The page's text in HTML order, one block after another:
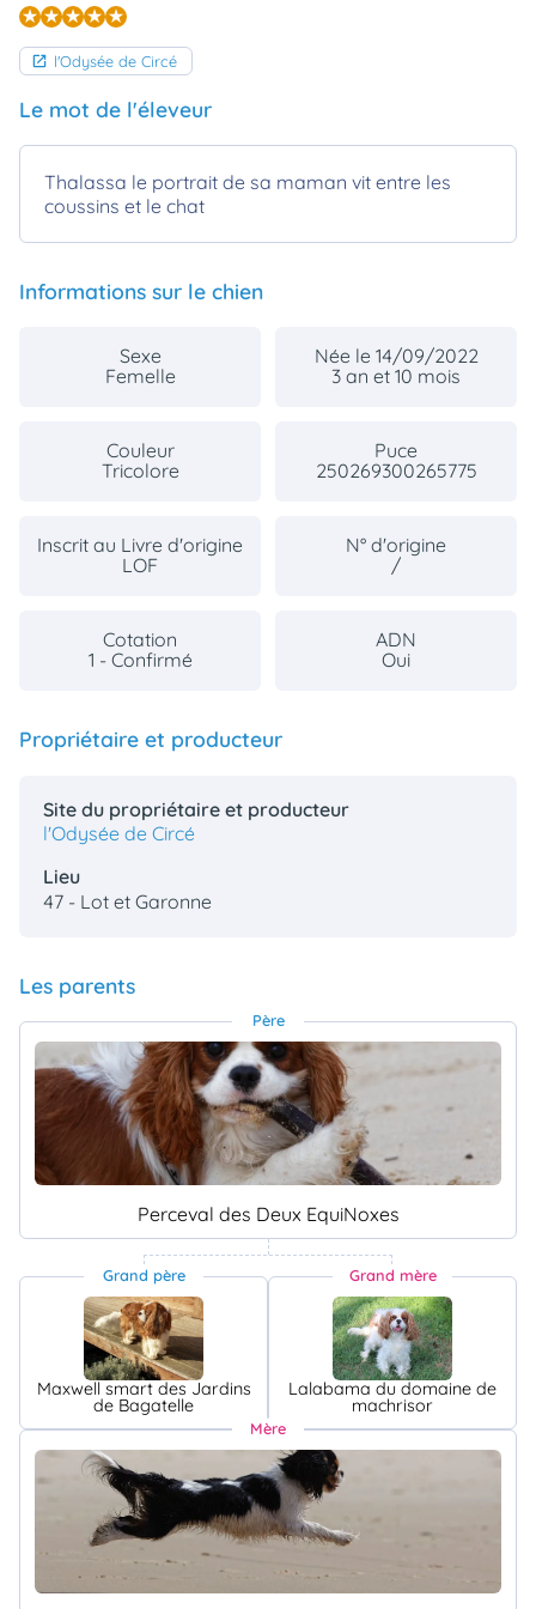
l'Odysée de Circé
Le mot de l'éleveur
Thalassa le portrait de sa maman vit entre les
coussins et le chat
Informations sur le chien
Sexe
Femelle
Née le 14/09/2022
3 an et 10 mois
Couleur
Tricolore
Puce
250269300265775
Inscrit au Livre d'origine
LOF
N° d'origine
/
Cotation
1 - Confirmé
ADN
Oui
Propriétaire et producteur
Site du propriétaire et producteur
l'Odysée de Circé
Lieu
47 - Lot et Garonne
Les parents
Père
Perceval des Deux EquiNoxes
Grand père
Maxwell smart des Jardins
de Bagatelle
Grand mère
Lalabama du domaine de
machrisor
Mère